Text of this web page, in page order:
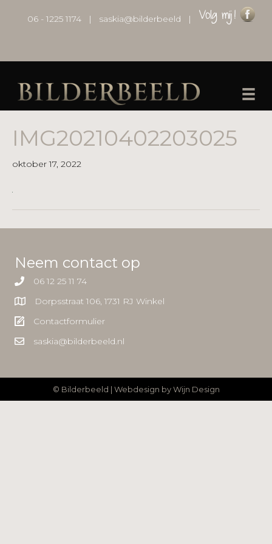
06 - 1225 1174 | saskia@bilderbeeld |
IMG20210402203025
oktober 17, 2022
Neem contact op
06 12 25 11 74
Dorpsstraat 106, 1731 RJ Winkel
Contactformulier
saskia@bilderbeeld.nl
© Bilderbeeld | Webdesign byWijn Design